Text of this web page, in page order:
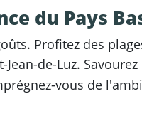
du Pays
Profitez des
de-Luz. Savourez
vous de